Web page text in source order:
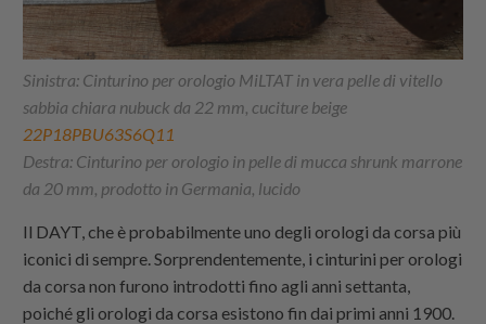
Sinistra: Cinturino per orologio MiLTAT in vera pelle di vitello
sabbia chiara nubuck da 22 mm, cuciture beige
22P18PBU63S6Q11
Destra: Cinturino per orologio in pelle di mucca shrunk marrone
da 20 mm, prodotto in Germania, lucido
Il DAYT, che è probabilmente uno degli orologi da corsa più
iconici di sempre. Sorprendentemente, i cinturini per orologi
da corsa non furono introdotti fino agli anni settanta,
poiché gli orologi da corsa esistono fin dai primi anni 1900.